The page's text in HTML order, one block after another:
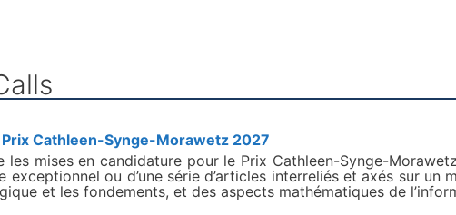
Cathleen-Synge-Morawetz 2027
mises en candidature pour le Prix Cathleen-Synge-
exceptionnel ou d’une série d’articles interreliés et axés sur
et les fondements, et des aspects mathématiques de